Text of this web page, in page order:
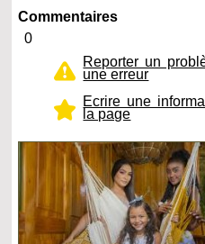
Commentaires
0
Reporter un
une erreur
Ecrire une
la page